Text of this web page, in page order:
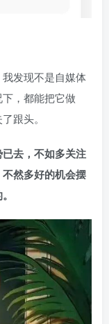
发现不是自媒体
，都能把它做
跟头。
去，不如多关注
然多好的机会摆